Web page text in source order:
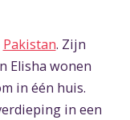
Pakistan. Zijn
Elisha wonen
in één huis.
in een